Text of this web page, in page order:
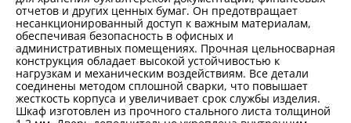
отчетов и других ценных бумаг. Он предотвращает
несанкционированный доступ к важным материалам,
обеспечивая безопасность в офисных и
административных помещениях. Прочная цельносварная
конструкция обладает высокой устойчивостью к
нагрузкам и механическим воздействиям. Все детали
соединены методом сплошной сварки, что повышает
жесткость корпуса и увеличивает срок службы изделия.
Шкаф изготовлен из прочного стального листа толщиной